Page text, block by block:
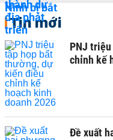
Tin mới
PNJ
chỉnh kế
Đề xuất